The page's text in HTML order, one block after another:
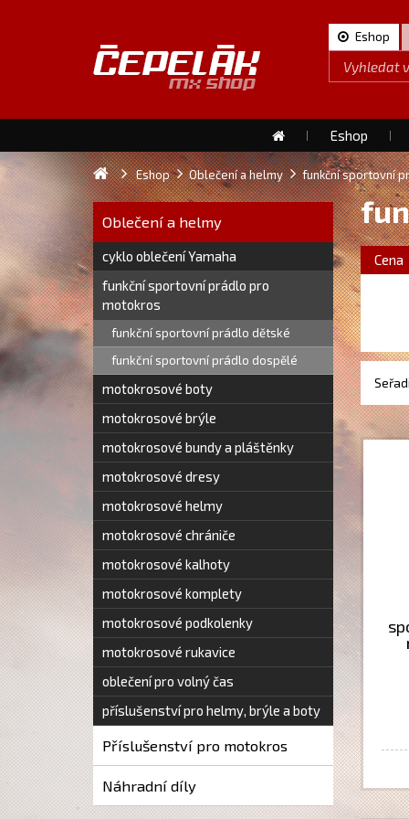
Eshop
Eshop
Eshop Oblečení a helmy funkční sportovní
Oblečení a helmy
cyklo oblečení Yamaha
funkční sportovní prádlo pro
motokros
funkční sportovní prádlo dětské
funkční sportovní prádlo dospělé
motokrosové boty
motokrosové brýle
motokrosové bundy a pláštěnky
motokrosové dresy
motokrosové helmy
motokrosové chrániče
motokrosové kalhoty
motokrosové komplety
motokrosové podkolenky
motokrosové rukavice
oblečení pro volný čas
příslušenství pro helmy, brýle a boty
Příslušenství pro motokros
Náhradní díly
Cena